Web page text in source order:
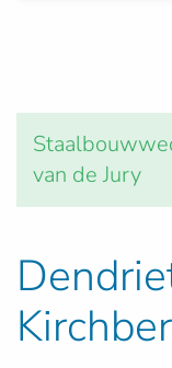
van de Jury